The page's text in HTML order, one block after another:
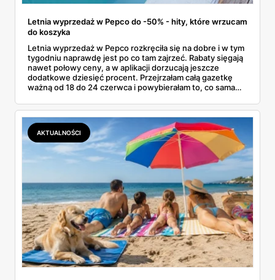
Letnia wyprzedaż w Pepco do -50% - hity, które wrzucam
do koszyka
Letnia wyprzedaż w Pepco rozkręciła się na dobre i w tym
tygodniu naprawdę jest po co tam zajrzeć. Rabaty sięgają
nawet połowy ceny, a w aplikacji dorzucają jeszcze
dodatkowe dziesięć procent. Przejrzałam całą gazetkę
ważną od 18 do 24 czerwca i powybierałam to, co sama
bawełniane ubranka dla dzieci, koszulki z bajkowymi
postaciami. Wszystko z jednej gazetki, bez biegania po
pół mieście.
AKTUALNOŚCI